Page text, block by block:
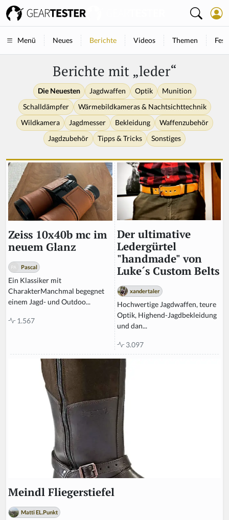
Menü Neues Berichte Videos Themen
Berichte mit „leder“
Die Neuesten Jagdwaffen Optik
Munition
Schalldämpfer
Wärmebildkameras & Nachtsichttechnik
Wildkamera
Jagdmesser Bekleidung
Waffenzubehör
Jagdzubehör
Tipps & Tricks Sonstiges
Zeiss 10x40b mc im
neuem Glanz
Pascal
Ein Klassiker mit
CharakterManchmal begegnet
einem Jagd- und Outdoo...
1.567
Der ultimative
Ledergürtel
"handmade" von
Luke´s Custom Belts
xandertaler
Hochwertige Jagdwaffen, teure
Optik, Highend-Jagdbekleidung
und dan...
3.097
Meindl Fliegerstiefel
Matti EL.Punkt